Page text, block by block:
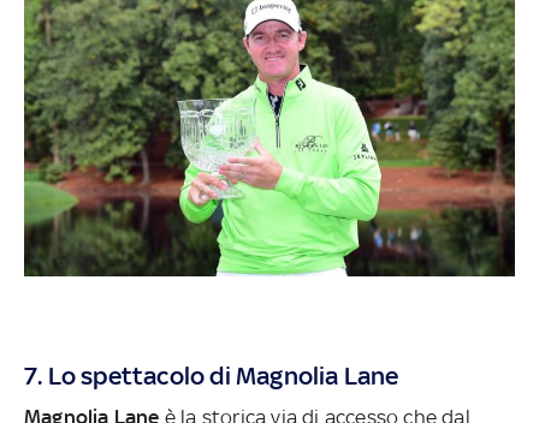
7. Lo spettacolo di Magnolia Lane
Magnolia Lane è la storica via di accesso che dal